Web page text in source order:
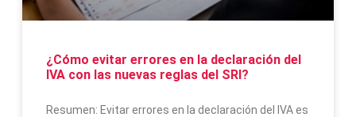
¿Cómo evitar errores en la declaración del
IVA con las nuevas reglas del SRI?
Resumen: Evitar errores en la declaración del IVA es